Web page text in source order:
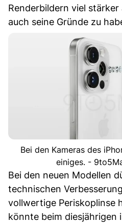
Renderbildern viel
auch seine Gründe zu
Bei den Kameras des
einiges. -
Bei den neuen Modellen
technischen
vollwertige Periskoplinse
könnte beim diesjährigen